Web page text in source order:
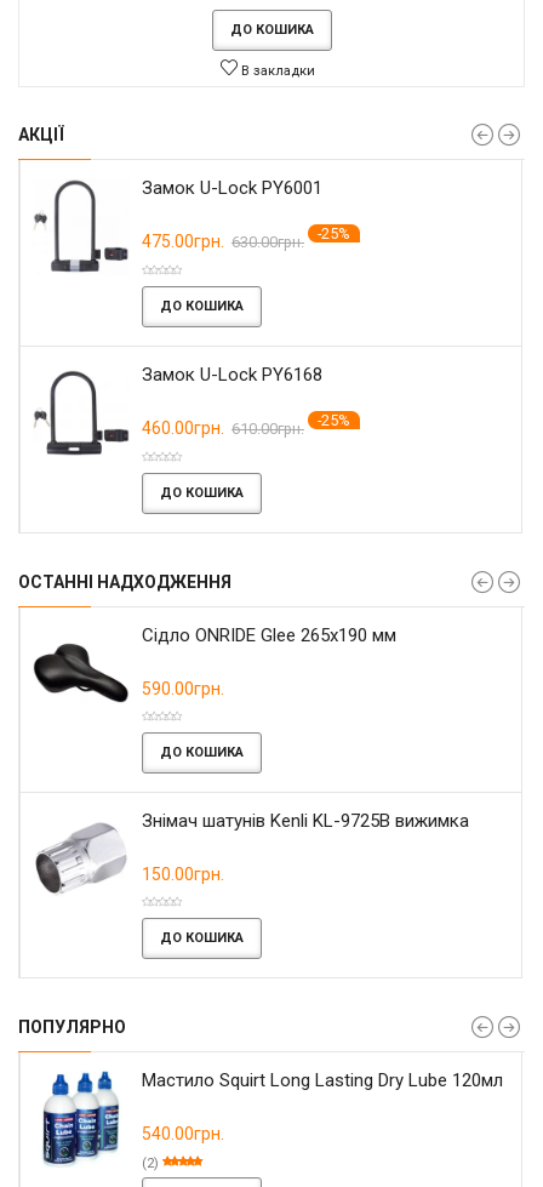
ДО КОШИКА
В закладки
АКЦІЇ
Замок U-Lock PY6001
475.00грн. 630.00грн. -25%
ДО КОШИКА
Замок U-Lock PY6168
460.00грн. 610.00грн. -25%
ДО КОШИКА
ОСТАННІ НАДХОДЖЕННЯ
Сідло ONRIDE Glee 265x190 мм
590.00грн.
ДО КОШИКА
Знімач шатунів Kenli KL-9725B вижимка
150.00грн.
ДО КОШИКА
ПОПУЛЯРНО
Мастило Squirt Long Lasting Dry Lube 120мл
540.00грн.
(2)